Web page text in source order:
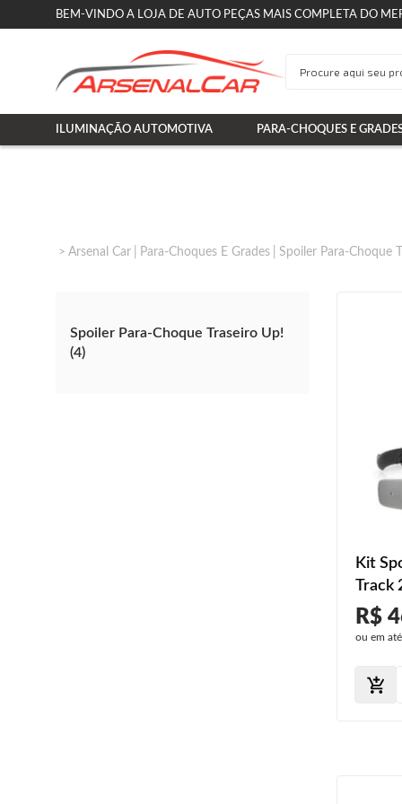
BEM-VINDO A LOJA DE AUTO PEÇAS MAIS COMPLETA DO
ILUMINAÇÃO AUTOMOTIVA PARA-CHOQUES E
Arsenal Car Para-Choques E Grades Spoiler Para-Choque
Spoiler Para-Choque Traseiro Up!
(4)
Kit
Track
R$
ou em até